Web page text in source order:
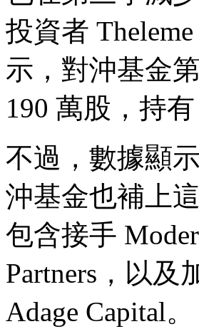
投資者
示，對沖基金
190 萬股，持
不過，數據顯
沖基金也補上
包含接手
Partners，以及
Adage Capital。